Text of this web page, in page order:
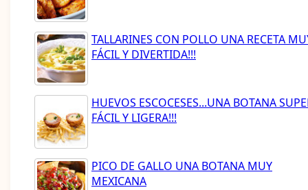
TALLARINES CON POLLO UNA RECETA
FÁCIL Y DIVERTIDA!!!
HUEVOS ESCOCESES...UNA BOTANA
FÁCIL Y LIGERA!!!
PICO DE GALLO UNA BOTANA MUY
MEXICANA